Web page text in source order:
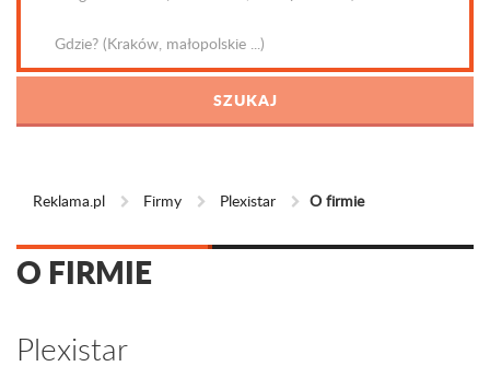
Reklama.pl Firmy Plexistar O firmie
O FIRMIE
Plexistar